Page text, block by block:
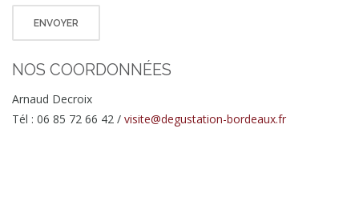
NOS COORDONNÉES
Arnaud Decroix
Tél : 06 85 72 66 42 / visite@degustation-bordeaux.fr